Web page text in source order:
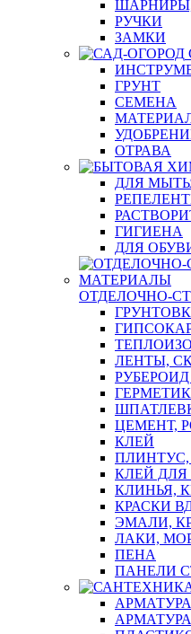
РУЧКИ
ЗАМКИ
ГРУНТ
СЕМЕНА
ОТРАВА
ДЛЯ
ГИГИЕНА
ДЛЯ
ОТДЕЛОЧНО-
ЛЕНТЫ,
ЦЕМЕНТ,
КЛЕЙ
КЛЕЙ ДЛЯ
КЛИНЬЯ,
КРАСКИ
ЭМАЛИ,
ЛАКИ,
ПЕНА
ПАНЕЛИ